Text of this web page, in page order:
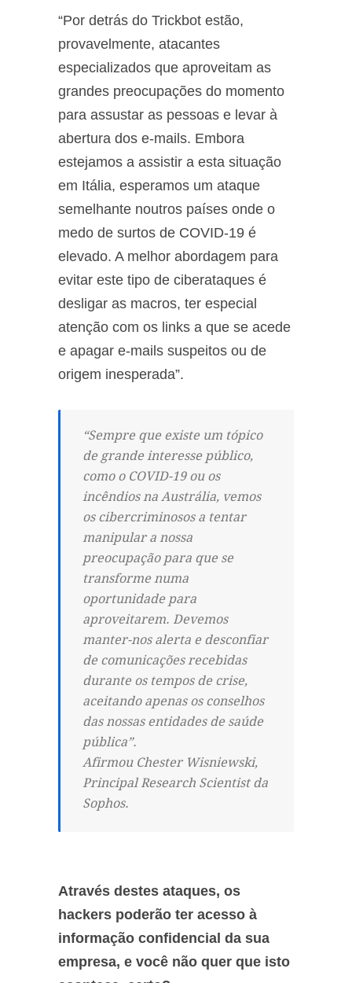
“Por detrás do Trickbot estão,
provavelmente, atacantes
especializados que aproveitam as
grandes preocupações do momento
para assustar as pessoas e levar à
abertura dos e-mails. Embora
estejamos a assistir a esta situação
em Itália, esperamos um ataque
semelhante noutros países onde o
medo de surtos de COVID-19 é
elevado. A melhor abordagem para
evitar este tipo de ciberataques é
desligar as macros, ter especial
atenção com os links a que se acede
e apagar e-mails suspeitos ou de
origem inesperada”.
“Sempre que existe um tópico
de grande interesse público,
como o COVID-19 ou os
incêndios na Austrália, vemos
os cibercriminosos a tentar
manipular a nossa
preocupação para que se
transforme numa
oportunidade para
aproveitarem. Devemos
manter-nos alerta e desconfiar
de comunicações recebidas
durante os tempos de crise,
aceitando apenas os conselhos
das nossas entidades de saúde
pública”.
Afirmou Chester Wisniewski,
Principal Research Scientist da
Sophos.
Através destes ataques, os
hackers poderão ter acesso à
informação confidencial da sua
empresa, e você não quer que isto